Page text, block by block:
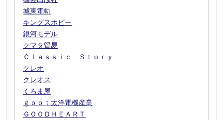
城東電軌
キングスホビー
銀河モデル
クマタ貿易
Ｃｌａｓｓｉｃ Ｓｔｏｒｙ
クレオ
クレオス
くろま屋
ｇｏｏｔ太洋電機産業
ＧＯＯＤＨＥＡＲＴ